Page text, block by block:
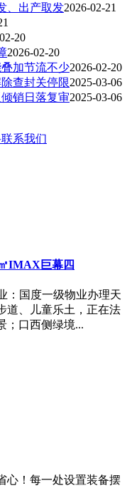
、出产取发2026-02-21
20
2026-02-20
加节流不少2026-02-20
查封关停限2025-03-06
销日落复审2025-03-06
联系我们
IMAX巨幕四
：国度一级物业办理天
道、儿童乐土，正在法
；口西侧绿境...
心！每一处设置装备摆